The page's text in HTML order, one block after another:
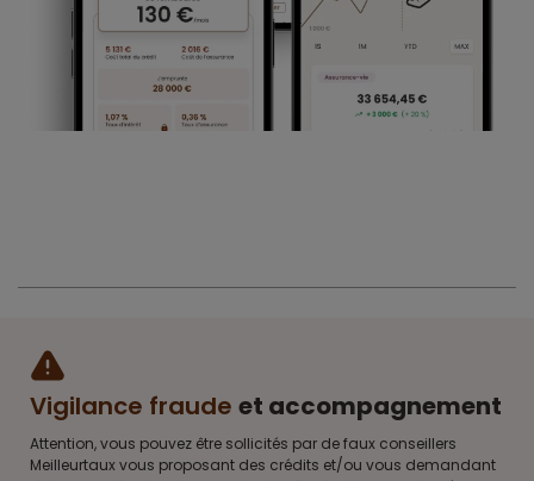
Vigilance fraude et accompagnement
Attention, vous pouvez être sollicités par de faux conseillers
Meilleurtaux vous proposant des crédits et/ou vous demandant